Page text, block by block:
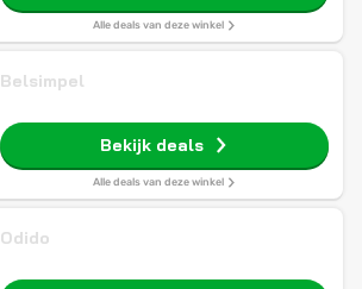
Alle deals van deze winkel
Belsimpel
Bekijk deals
Alle deals van deze winkel
Odido